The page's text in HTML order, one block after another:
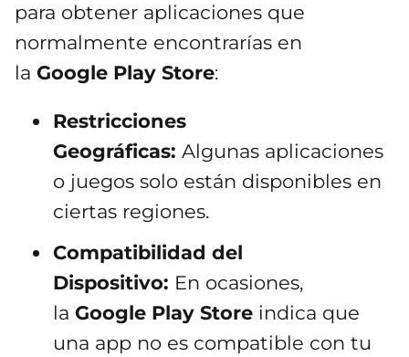
para obtener aplicaciones que
normalmente encontrarías en
la Google Play Store:
Restricciones
Geográficas: Algunas aplicaciones
o juegos solo están disponibles en
ciertas regiones.
Compatibilidad del
Dispositivo: En ocasiones,
la Google Play Store indica que
una app no es compatible con tu